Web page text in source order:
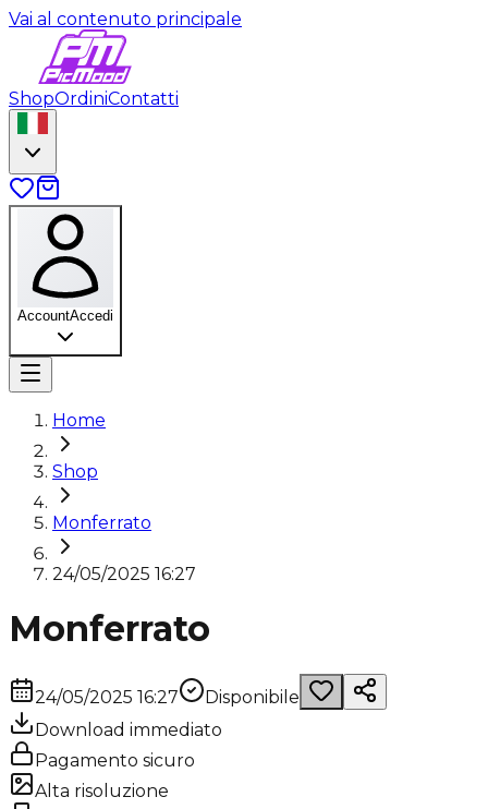
Vai al contenuto principale
ShopOrdiniContatti
AccountAccedi
Home
Shop
Monferrato
24/05/2025 16:27
Monferrato
24/05/2025 16:27
Disponibile
Download immediato
Pagamento sicuro
Alta risoluzione